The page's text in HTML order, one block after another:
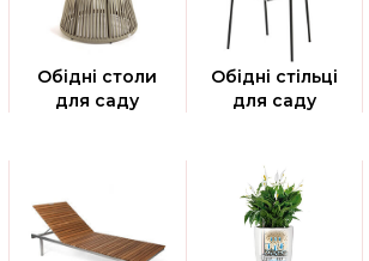
Обідні столи
для саду
Обідні стільці
для саду